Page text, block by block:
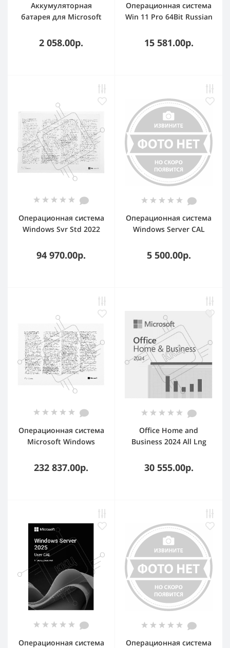
Аккумуляторная
батарея для Microsoft
(G3GTA001H) 7.6V
2540mAh
2 058.00р.
Операционная система
Win 11 Pro 64Bit Russian
15 581.00р.
Операционная система
Windows Svr Std 2022
OEI DVD 16 Core
94 970.00р.
Операционная система
Windows Server CAL
Clt Device CAL
5 500.00р.
Операционная система
Microsoft Windows
64Bit English 1pk DSP
OEI DVD 16 Core (P71-
232 837.00р.
Office Home and
Business 2024 All Lng
ESD
30 555.00р.
Операционная система
Операционная система